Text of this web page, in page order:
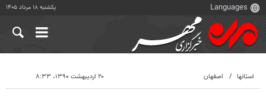
یکشنبه ۱۸ مرداد ۱۴۰۵
استانها اصفهان ۲۰ اردیبهشت ۱۳۹۰، ۸:۳۳